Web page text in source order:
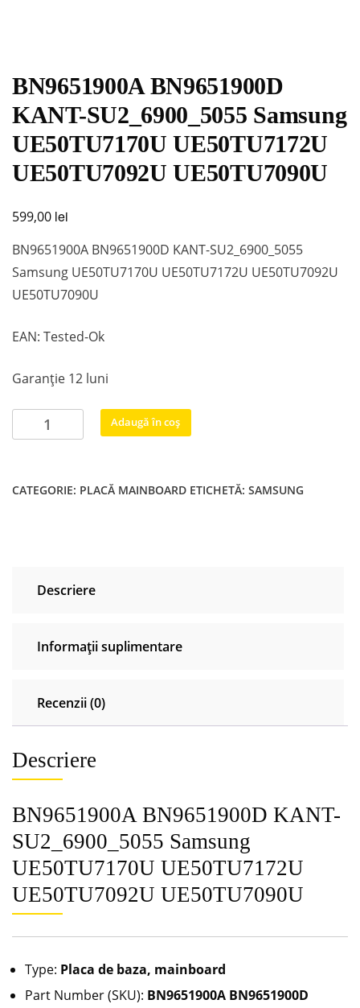
BN9651900A BN9651900D
KANT-SU2_6900_5055 Samsung
UE50TU7170U UE50TU7172U
UE50TU7092U UE50TU7090U
599,00 lei
BN9651900A BN9651900D KANT-SU2_6900_5055
Samsung UE50TU7170U UE50TU7172U UE50TU7092U
UE50TU7090U
EAN: Tested-Ok
Garanție 12 luni
Cantitate
BN9651900A
SU2_6900_5055
UE50TU7090U
Adaugă în coș
CATEGORIE: PLACĂ MAINBOARD ETICHETĂ: SAMSUNG
Descriere
Informații suplimentare
Recenzii (0)
Descriere
BN9651900A BN9651900D KANT-
SU2_6900_5055 Samsung
UE50TU7170U UE50TU7172U
UE50TU7092U UE50TU7090U
Type: Placa de baza, mainboard
Part Number (SKU): BN9651900A BN9651900D